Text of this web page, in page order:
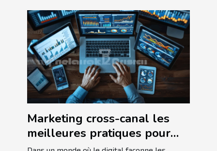
Marketing cross-canal les
meilleures pratiques pour
une audience